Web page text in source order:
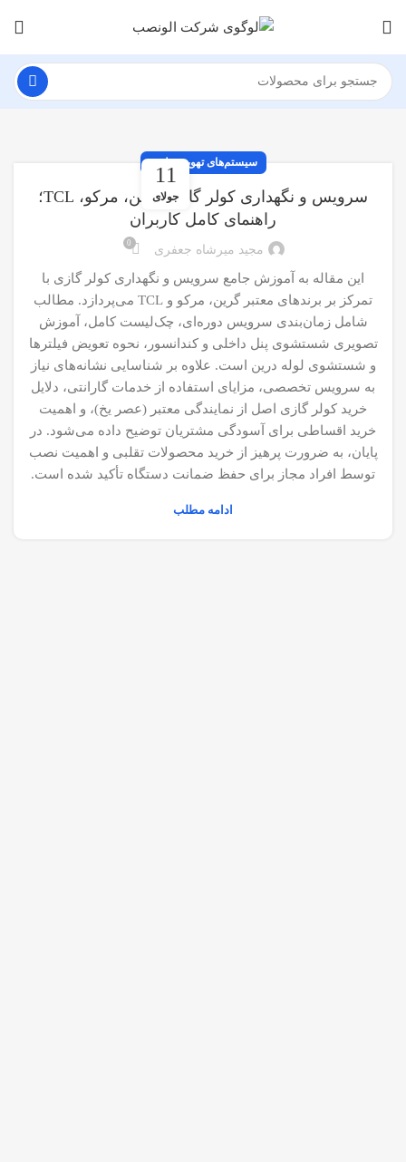
11
جولای
سیستم‌های تهویه مطبوع
سرویس و نگهداری کولر گازی گرین، مرکو، TCL؛
راهنمای کامل کاربران
مجید میرشاه جعفری 0
این مقاله به آموزش جامع سرویس و نگهداری کولر گازی با
تمرکز بر برندهای معتبر گرین، مرکو و TCL می‌پردازد. مطالب
شامل زمان‌بندی سرویس دوره‌ای، چک‌لیست کامل، آموزش
تصویری شستشوی پنل داخلی و کندانسور، نحوه تعویض فیلترها
و شستشوی لوله درین است. علاوه بر شناسایی نشانه‌های نیاز
به سرویس تخصصی، مزایای استفاده از خدمات گارانتی، دلایل
خرید کولر گازی اصل از نمایندگی معتبر (عصر یخ)، و اهمیت
خرید اقساطی برای آسودگی مشتریان توضیح داده می‌شود. در
پایان، به ضرورت پرهیز از خرید محصولات تقلبی و اهمیت نصب
توسط افراد مجاز برای حفظ ضمانت دستگاه تأکید شده است.
ادامه مطلب